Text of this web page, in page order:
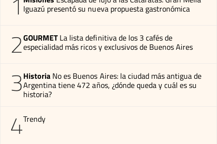
Iguazú presentó su nueva propuesta gastronómica
2GOURMET La lista definitiva de los 3 cafés de
especialidad más ricos y exclusivos de Buenos Aires
3Historia No es Buenos Aires: la ciudad más antigua de
Argentina tiene 472 años, ¿dónde queda y cuál es su
historia?
4Trendy